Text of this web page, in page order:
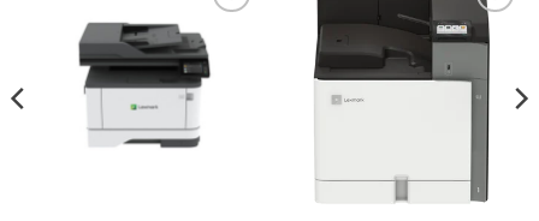
wishlist
Add to
wishlist